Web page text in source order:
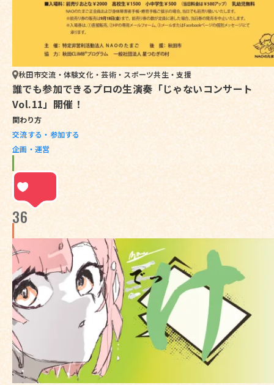
秋田市交流・体験文化・芸術・スポーツ共生・支援
誰でも参加できるプロの生演奏「じゃないコンサート
Vol.11」開催！
関わり方
交流する・参加する
企画・運営
36